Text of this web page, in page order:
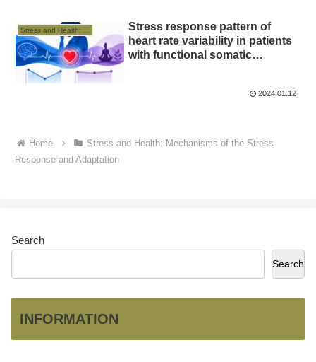
Stress response pattern of
heart rate variability in patients
with functional somatic
2024.01.12
Home
Stress and Health: Mechanisms of the Stress
Response and Adaptation
Search
Search
INFORMATION